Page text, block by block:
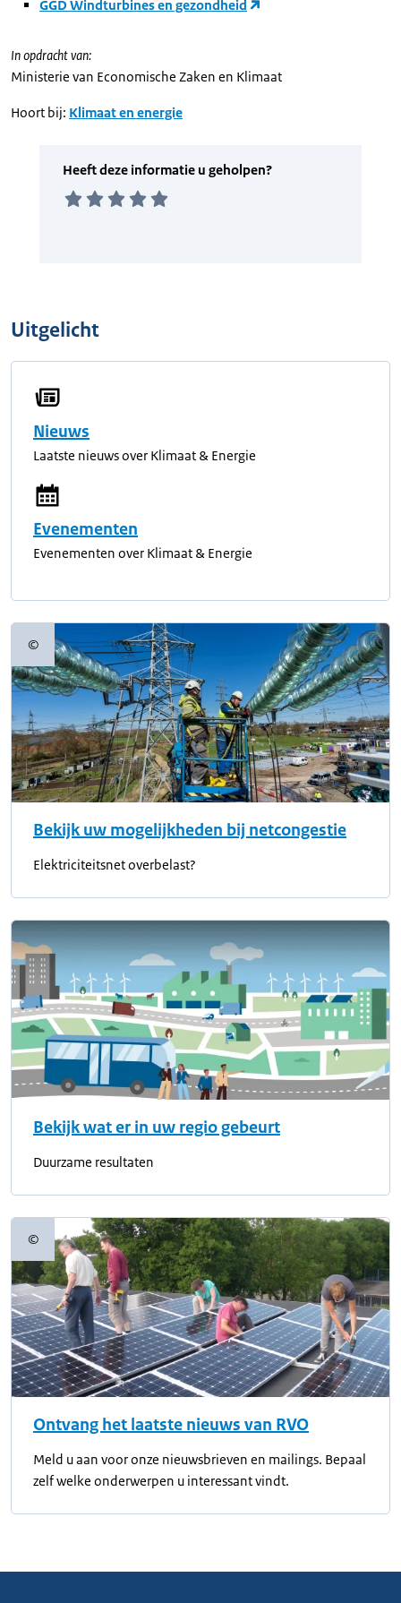
GGD Windturbines en gezondheid
In opdracht van:
Ministerie van Economische Zaken en Klimaat
Hoort bij: Klimaat en energie
Uitgelicht
Nieuws
Laatste nieuws over Klimaat & Energie
Evenementen
Evenementen over Klimaat & Energie
©Copyrightinformatie
Bekijk uw mogelijkheden bij netcongestie
Elektriciteitsnet overbelast?
Bekijk wat er in uw regio gebeurt
Duurzame resultaten
©Copyrightinformatie
Ontvang het laatste nieuws van RVO
Meld u aan voor onze nieuwsbrieven en mailings. Bepaal
zelf welke onderwerpen u interessant vindt.